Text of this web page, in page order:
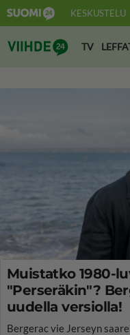
KESKUSTELU
Suomi24 Viihde
TV
Muistatko 1980-
"Perseräkin"?
uudella versiolla!
Bergerac vie Jerseyn